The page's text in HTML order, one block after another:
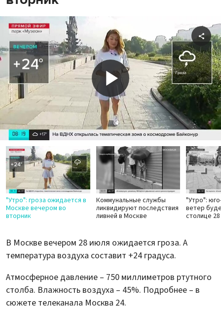
Play
Video
"Утро": гроза ожидается в
Москве вечером во
вторник
Коммунальные службы
ликвидируют последствия
ливней в Москве
"Утро":
ветер
столице
В Москве вечером 28 июля ожидается гроза. А
температура воздуха составит +24 градуса.
Атмосферное давление – 750 миллиметров ртутного
столба. Влажность воздуха – 45%. Подробнее – в
сюжете телеканала Москва 24.